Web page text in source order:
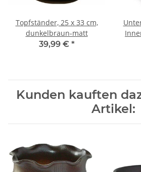
Topfständer, 25 x 33 cm,
dunkelbraun-matt
39,99 € *
Kunden kauften
Artikel: